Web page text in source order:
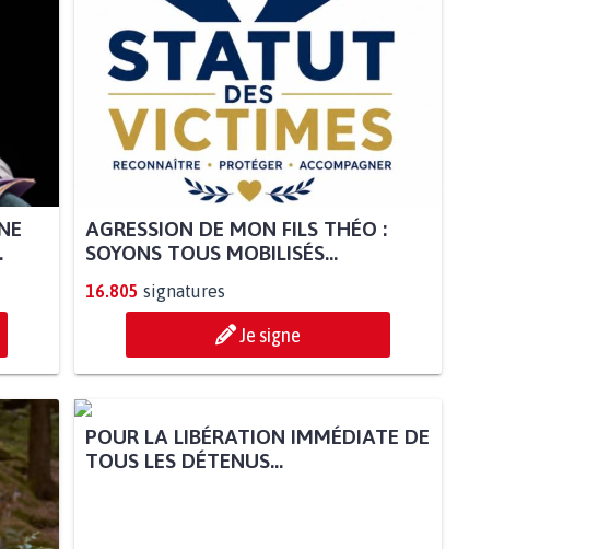
AGRESSION DE MON FILS THÉO :
SOYONS TOUS MOBILISÉS...
16.805 signatures
Je signe
POUR LA LIBÉRATION IMMÉDIATE DE
TOUS LES DÉTENUS...